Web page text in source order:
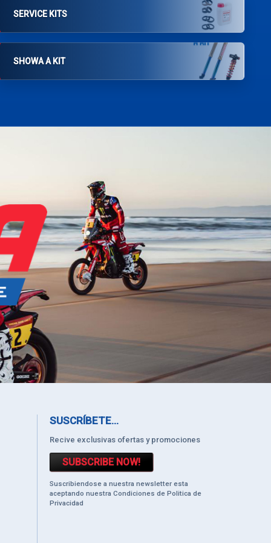
SERVICE KITS
SHOWA A KIT
SUSCRÍBETE...
Recive exclusivas ofertas y promociones
SUBSCRIBE NOW!
Suscribiendose a nuestra newsletter esta
aceptando nuestra Condiciones de Politica de
Privacidad